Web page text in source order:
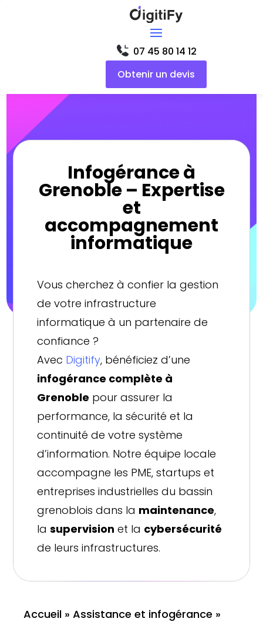
07 45 80 14 12
Obtenir un devis
Infogérance à
Grenoble – Expertise
et
accompagnement
informatique
Vous cherchez à confier la gestion
de votre infrastructure
informatique à un partenaire de
confiance ?
Avec Digitify, bénéficiez d’une
infogérance complète à
Grenoble pour assurer la
performance, la sécurité et la
continuité de votre système
d’information. Notre équipe locale
accompagne les PME, startups et
entreprises industrielles du bassin
grenoblois dans la maintenance,
lasupervision et la cybersécurité
de leurs infrastructures.
Accueil » Assistance et infogérance »